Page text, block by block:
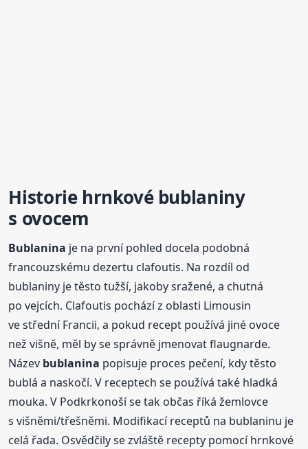
Historie hrnkové bublaniny
s ovocem
Bublanina je na první pohled docela podobná
francouzskému dezertu clafoutis. Na rozdíl od
bublaniny je těsto tužší, jakoby sražené, a chutná
po vejcích. Clafoutis pochází z oblasti Limousin
ve střední Francii, a pokud recept používá jiné ovoce
než višně, měl by se správně jmenovat flaugnarde.
Název bublanina popisuje proces pečení, kdy těsto
bublá a naskočí. V receptech se používá také hladká
mouka. V Podkrkonoší se tak občas říká žemlovce
s višněmi/třešněmi. Modifikací receptů na bublaninu je
celá řada. Osvědčily se zvláště recepty pomocí hrnkové